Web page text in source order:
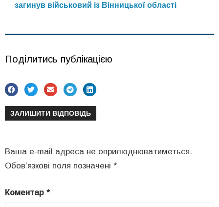
загинув військовий із Вінницької області
Поділитись публікацією
ЗАЛИШИТИ ВІДПОВІДЬ
Ваша e-mail адреса не оприлюднюватиметься.
Обов’язкові поля позначені *
Коментар *